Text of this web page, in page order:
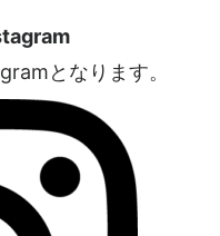
となります。